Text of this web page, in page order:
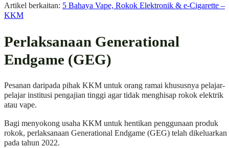
Artikel berkaitan: 5 Bahaya Vape, Rokok Elektronik & e-Cigarette –
KKM
Perlaksanaan Generational
Endgame (GEG)
Pesanan daripada pihak KKM untuk orang ramai khususnya pelajar-
pelajar institusi pengajian tinggi agar tidak menghisap rokok elektrik
atau vape.
Bagi menyokong usaha KKM untuk hentikan penggunaan produk
rokok, perlaksanaan Generational Endgame (GEG) telah dikeluarkan
pada tahun 2022.